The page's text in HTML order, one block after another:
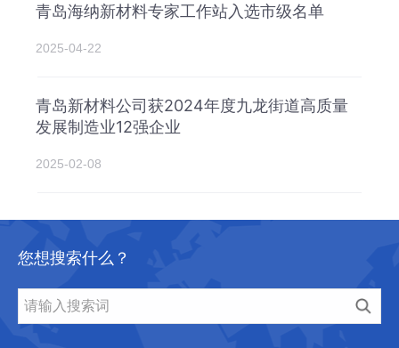
青岛海纳新材料专家工作站入选市级名单
2025-04-22
青岛新材料公司获2024年度九龙街道高质量
发展制造业12强企业
2025-02-08
您想搜索什么？